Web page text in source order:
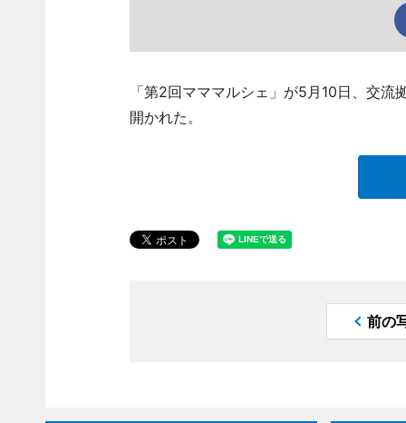
「第2回マママルシェ」が5月10日、交
開かれた。
前の